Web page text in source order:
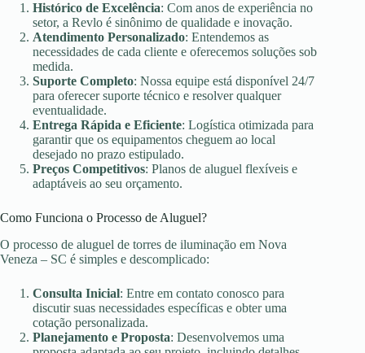
Histórico de Excelência: Com anos de experiência no
setor, a Revlo é sinônimo de qualidade e inovação.
Atendimento Personalizado: Entendemos as
necessidades de cada cliente e oferecemos soluções sob
medida.
Suporte Completo: Nossa equipe está disponível 24/7
para oferecer suporte técnico e resolver qualquer
eventualidade.
Entrega Rápida e Eficiente: Logística otimizada para
garantir que os equipamentos cheguem ao local
desejado no prazo estipulado.
Preços Competitivos: Planos de aluguel flexíveis e
adaptáveis ao seu orçamento.
Como Funciona o Processo de Aluguel?
O processo de aluguel de torres de iluminação em Nova
Veneza – SC é simples e descomplicado:
Consulta Inicial: Entre em contato conosco para
discutir suas necessidades específicas e obter uma
cotação personalizada.
Planejamento e Proposta: Desenvolvemos uma